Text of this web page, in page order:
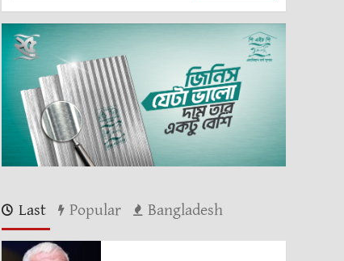
Last Popular Bangladesh